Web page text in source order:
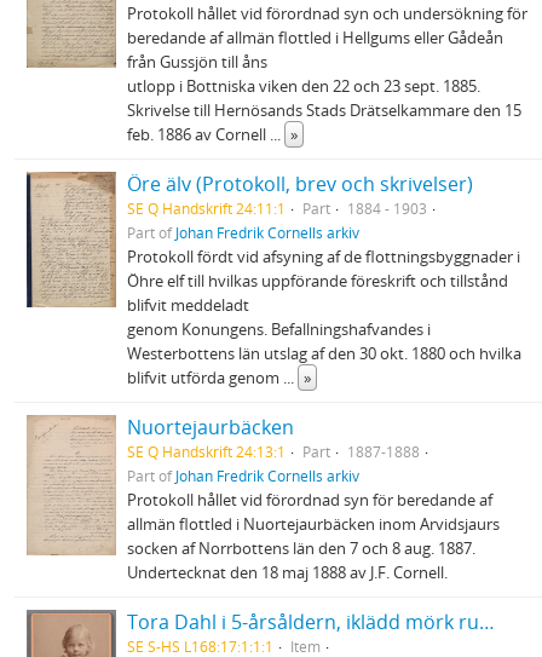
Protokoll hållet vid förordnad syn och undersökning för
beredande af allmän flottled i Hellgums eller Gådeån
från Gussjön till åns
utlopp i Bottniska viken den 22 och 23 sept. 1885.
Skrivelse till Hernösands Stads Drätselkammare den 15
feb. 1886 av Cornell ... »
Öre älv (Protokoll, brev och skrivelser)
SE Q Handskrift 24:11:1 Part
1884 - 1903
Part ofJohan Fredrik Cornells arkiv
Protokoll fördt vid afsyning af de flottningsbyggnader i
Öhre elf till hvilkas uppförande föreskrift och tillstånd
blifvit meddeladt
genom Konungens. Befallningshafvandes i
Westerbottens län utslag af den 30 okt. 1880 och hvilka
blifvit utförda genom ... »
Nuortejaurbäcken
SE Q Handskrift 24:13:1 Part
1887-1888
Part ofJohan Fredrik Cornells arkiv
Protokoll hållet vid förordnad syn för beredande af
allmän flottled i Nuortejaurbäcken inom Arvidsjaurs
socken af Norrbottens län den 7 och 8 aug. 1887.
Undertecknat den 18 maj 1888 av J.F. Cornell.
Tora Dahl i 5-årsåldern, iklädd mörk rutig klänning med vitt krås
SE S-HS L168:17:1:1:1
Item